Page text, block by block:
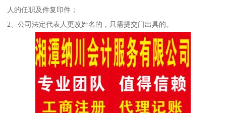
人的任职及件复印件；
2、公司法定代表人更改姓名的，只需提交门出具的。